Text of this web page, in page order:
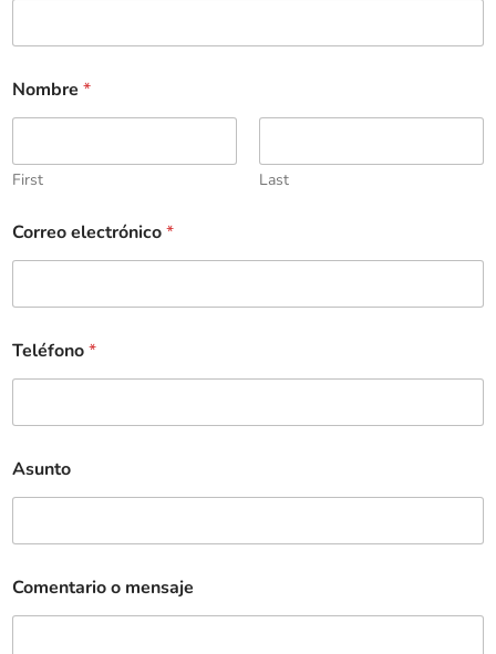
Nombre *
First Last
Correo electrónico*
Teléfono*
Asunto
Comentario o mensaje